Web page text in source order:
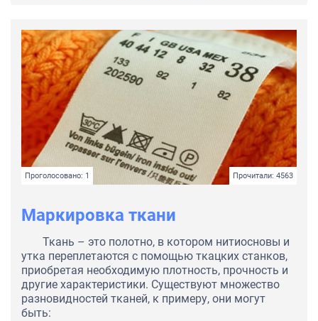
Проголосовано: 1 Прочитали: 4563
Маркировка ткани
Ткань – это полотно, в котором нитиосновы и
утка переплетаются с помощью ткацких станков,
приобретая необходимую плотность, прочность и
другие характеристики. Существуют множество
разновидностей тканей, к примеру, они могут
быть: